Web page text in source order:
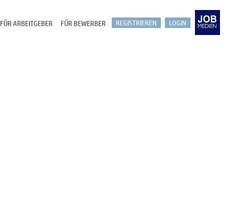
LOGIN
REGISTRIEREN
FÜR BEWERBER
FÜR ARBEITGEBER